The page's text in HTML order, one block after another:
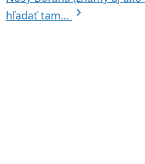
hľadať tam… chevron_right